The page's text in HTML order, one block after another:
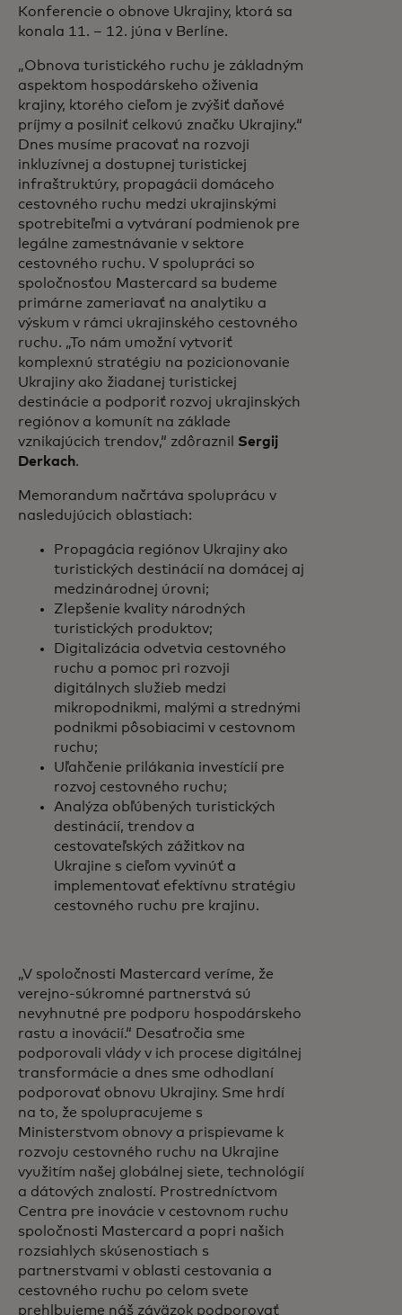
Konferencie o obnove Ukrajiny, ktorá sa
konala 11. – 12. júna v Berlíne.
„Obnova turistického ruchu je základným
aspektom hospodárskeho oživenia
krajiny, ktorého cieľom je zvýšiť daňové
príjmy a posilniť celkovú značku Ukrajiny.“
Dnes musíme pracovať na rozvoji
inkluzívnej a dostupnej turistickej
infraštruktúry, propagácii domáceho
cestovného ruchu medzi ukrajinskými
spotrebiteľmi a vytváraní podmienok pre
legálne zamestnávanie v sektore
cestovného ruchu. V spolupráci so
spoločnosťou Mastercard sa budeme
primárne zameriavať na analytiku a
výskum v rámci ukrajinského cestovného
ruchu. „To nám umožní vytvoriť
komplexnú stratégiu na pozicionovanie
Ukrajiny ako žiadanej turistickej
destinácie a podporiť rozvoj ukrajinských
regiónov a komunít na základe
vznikajúcich trendov,“ zdôraznil Sergij
Derkach.
Memorandum načrtáva spoluprácu v
nasledujúcich oblastiach:
Propagácia regiónov Ukrajiny ako
turistických destinácií na domácej aj
medzinárodnej úrovni;
Zlepšenie kvality národných
turistických produktov;
Digitalizácia odvetvia cestovného
ruchu a pomoc pri rozvoji
digitálnych služieb medzi
mikropodnikmi, malými a strednými
podnikmi pôsobiacimi v cestovnom
ruchu;
Uľahčenie prilákania investícií pre
rozvoj cestovného ruchu;
Analýza obľúbených turistických
destinácií, trendov a
cestovateľských zážitkov na
Ukrajine s cieľom vyvinúť a
implementovať efektívnu stratégiu
cestovného ruchu pre krajinu.
„V spoločnosti Mastercard veríme, že
verejno-súkromné partnerstvá sú
nevyhnutné pre podporu hospodárskeho
rastu a inovácií.“ Desaťročia sme
podporovali vlády v ich procese digitálnej
transformácie a dnes sme odhodlaní
podporovať obnovu Ukrajiny. Sme hrdí
na to, že spolupracujeme s
Ministerstvom obnovy a prispievame k
rozvoju cestovného ruchu na Ukrajine
využitím našej globálnej siete, technológií
a dátových znalostí. Prostredníctvom
Centra pre inovácie v cestovnom ruchu
spoločnosti Mastercard a popri našich
rozsiahlych skúsenostiach s
partnerstvami v oblasti cestovania a
cestovného ruchu po celom svete
prehlbujeme náš záväzok podporovať